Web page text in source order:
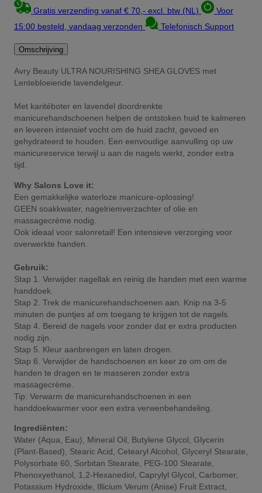
Gratis verzending vanaf € 70,- excl. btw (NL)
Voor
15:00 besteld, vandaag verzonden
Telefonisch Support
Omschrijving
Avry Beauty ULTRA NOURISHING SHEA GLOVES met
Lentebloeiende lavendelgeur.
Met karitéboter en lavendel doordrenkte
manicurehandschoenen helpen de ontstoken huid te kalmeren
en leveren intensief vocht om de huid zacht, gevoed en
gehydrateerd te houden. Een eenvoudige aanvulling op uw
manicureservice terwijl u aan de nagels werkt, zonder extra
tijd.
Why Salons Love it:
Een gemakkelijke waterloze manicure-oplossing!
GEEN soakkwater, nagelriemverzachter of olie en
massagecrème nodig.
Ook ideaal voor salonretail! Een intensieve verzorging voor
overwerkte handen.
Gebruik:
Stap 1. Verwijder nagellak en reinig de handen met een warme
handdoek.
Stap 2. Trek de manicurehandschoenen aan. Knip na 3-5
minuten de puntjes af om toegang te krijgen tot de nagels.
Stap 4. Bereid de nagels voor zonder dat er extra producten
nodig zijn.
Stap 5. Kleur aanbrengen en laten drogen.
Stap 6. Verwijder de handschoenen en keer ze om om de
handen te dragen en te masseren zonder extra
massagecrème.
Tip: Verwarm de manicurehandschoenen in een
handdoekwarmer voor een extra verwenbehandeling.
Ingrediënten:
Water (Aqua, Eau), Mineral Oil, Butylene Glycol, Glycerin
(Plant-Based), Stearic Acid, Cetearyl Alcohol, Glyceryl Stearate,
Polysorbate 60, Sorbitan Stearate, PEG-100 Stearate,
Phenoxyethanol, 1,2-Hexanediol, Caprylyl Glycol, Carbomer,
Potassium Hydroxide, Illicium Verum (Anise) Fruit Extract,